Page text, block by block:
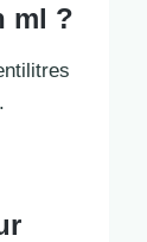
ml ?